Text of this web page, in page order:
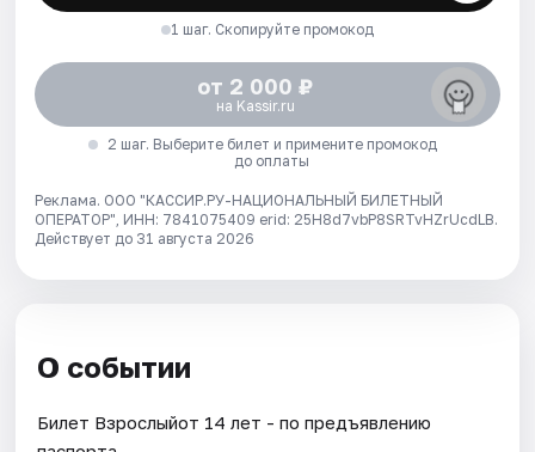
1 шаг. Скопируйте промокод
от 2 000 ₽
на Kassir.ru
2 шаг. Выберите билет и примените промокод
до оплаты
Реклама. ООО "КАССИР.РУ-НАЦИОНАЛЬНЫЙ БИЛЕТНЫЙ
ОПЕРАТОР", ИНН: 7841075409 erid: 25H8d7vbP8SRTvHZrUcdLB.
Действует до 31 августа 2026
О событии
Билет Взрослыйот 14 лет - по предъявлению